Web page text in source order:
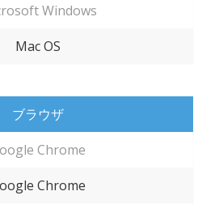
Windows
Mac OS
ブラウザ
Chrome
Chrome